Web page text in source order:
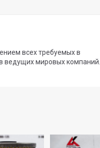
всех требуемых в
ведущих мировых компаний.